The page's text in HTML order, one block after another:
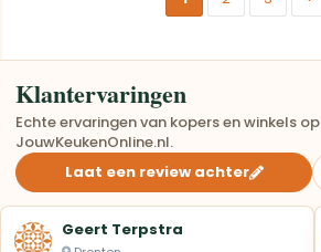
Klantervaringen
Echte ervaringen van kopers en winkels op
JouwKeukenOnline.nl.
Laat een review achter
Geert Terpstra